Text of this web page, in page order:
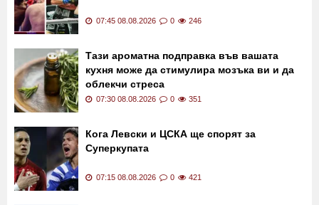
07:45 08.08.2026 0 246
Тази ароматна подправка във вашата
кухня може да стимулира мозъка ви и да
облекчи стреса
07:30 08.08.2026 0 351
Кога Левски и ЦСКА ще спорят за
Суперкупата
07:15 08.08.2026 0 421